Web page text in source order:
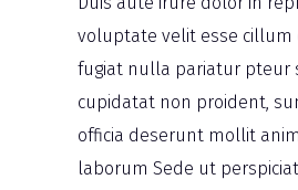
voluptate velit esse cillum
fugiat nulla pariatur pteur
cupidatat non proident,
officia deserunt mollit
laborum Sede ut